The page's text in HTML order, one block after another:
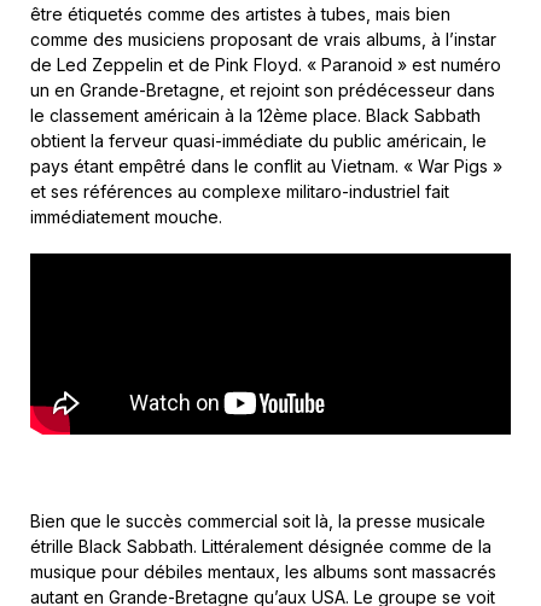
être étiquetés comme des artistes à tubes, mais bien
comme des musiciens proposant de vrais albums, à l’instar
de Led Zeppelin et de Pink Floyd. « Paranoid » est numéro
un en Grande-Bretagne, et rejoint son prédécesseur dans
le classement américain à la 12ème place. Black Sabbath
obtient la ferveur quasi-immédiate du public américain, le
pays étant empêtré dans le conflit au Vietnam. « War Pigs »
et ses références au complexe militaro-industriel fait
immédiatement mouche.
Bien que le succès commercial soit là, la presse musicale
étrille Black Sabbath. Littéralement désignée comme de la
musique pour débiles mentaux, les albums sont massacrés
autant en Grande-Bretagne qu’aux USA. Le groupe se voit